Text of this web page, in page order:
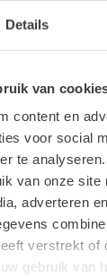
Details
van
content en
voor social
te
van onze site
adverteren
verstrekt of
gebruik van
door